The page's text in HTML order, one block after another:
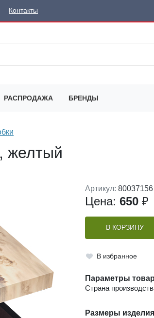
Контакты
РАСПРОДАЖА БРЕНДЫ
желтый
Артикул: 80037156
Цена: 650 ₽
В КОРЗИНУ
В избранное
Параметры
Страна
Размеры изделия